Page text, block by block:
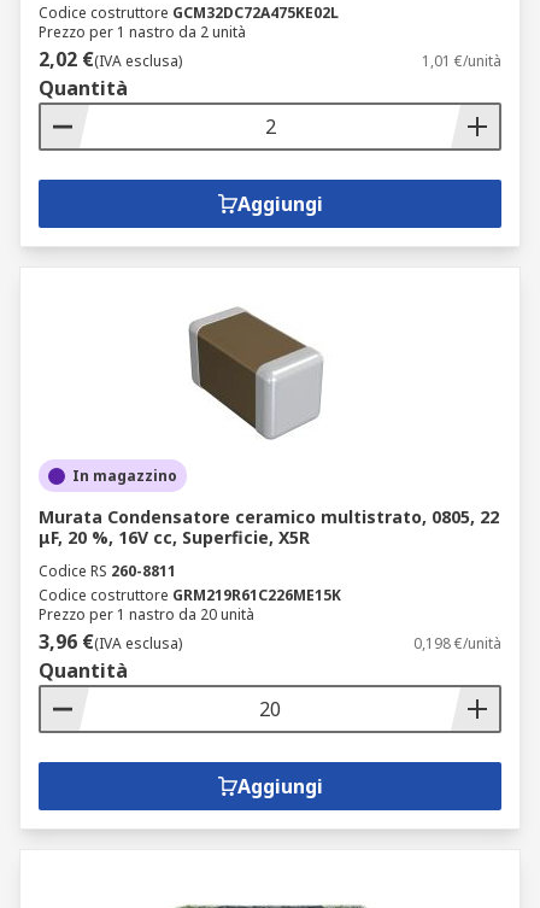
Codice costruttore GCM32DC72A475KE02L
Prezzo per 1 nastro da 2 unità
2,02 €(IVA esclusa) 1,01 €/unità
Quantità
Aggiungi
In magazzino
Murata Condensatore ceramico multistrato, 0805, 22
μF, 20 %, 16V cc, Superficie, X5R
Codice RS 260-8811
Codice costruttore GRM219R61C226ME15K
Prezzo per 1 nastro da 20 unità
3,96 €(IVA esclusa) 0,198 €/unità
Quantità
Aggiungi